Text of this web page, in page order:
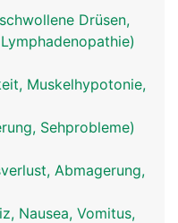
Kopf Links Frau
Drüsen,
Muskelhypotonie,
Sehprobleme)
Abmagerung,
Nausea, Vomitus,